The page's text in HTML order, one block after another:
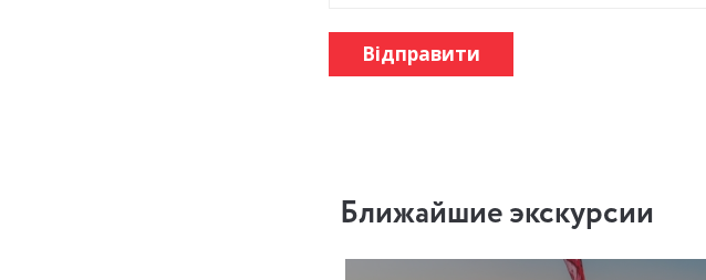
Відправити
Ближайшие экскурсии